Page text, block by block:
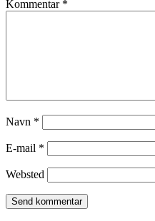
Kommentar *
Navn *
E-mail *
Websted